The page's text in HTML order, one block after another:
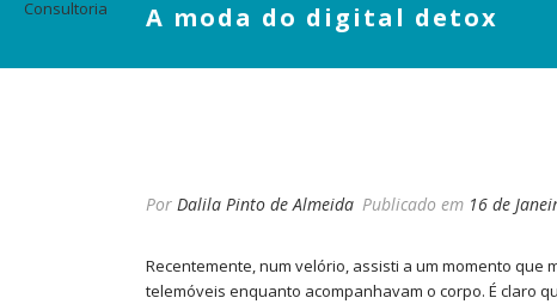
A moda do digital detox
Por Dalila Pinto de Almeida Publicado em 16 de
Recentemente, num velório, assisti a um momento
telemóveis enquanto acompanhavam o corpo. É claro